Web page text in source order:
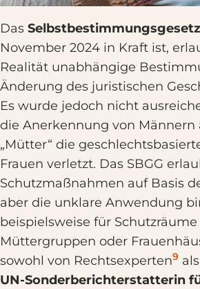
Das Selbstbestimmungsgesetz
November 2024 in Kraft ist,
Realität unabhängige
Änderung des juristischen
Es wurde jedoch nicht
die Anerkennung von Männern
„Mütter“ die
Frauen verletzt. Das SBGG
Schutzmaßnahmen auf Basis
aber die unklare Anwendung
beispielsweise für
Müttergruppen oder
sowohl von Rechtsexperten9
UN-Sonderberichterstatterin